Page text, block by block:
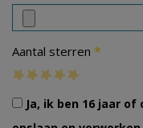
Aantal sterren *
Ja, ik ben 16 jaar